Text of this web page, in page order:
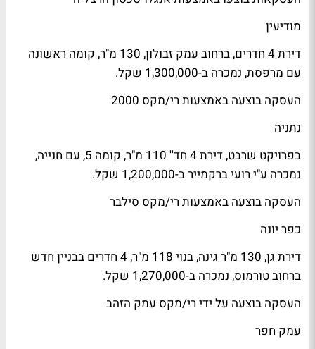
מודיעין
דירת 4 חדרים, ברחוב עמק זבולון, 130 מ"ר, קומה ראשונה
עם מרפסת, נמכרה ב-1,300,000 שקל.
העסקה בוצעה באמצעות רי/מקס 2000
נתניה
בפרויקט שרבט, דירת 4 חד'' 110 מ"ר, קומה 5, עם חנייה,
נמכרה ע"י רועי ברקמייר ב-1,200,000 שקל.
העסקה בוצעה באמצעות רי/מקס סילבר
כפר יונה
דירת גן, 130 מ"ר גינה, בנוי 118 מ"ר, 4 חדרים בבניין חדש
ברחוב טורמוס, נמכרה ב-1,270,000 שקל.
העסקה בוצעה על ידי רי/מקס עמק הזהב
עמק חפר